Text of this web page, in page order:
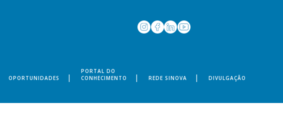
OPORTUNIDADES
PORTAL DO
CONHECIMENTO
REDE SINOVA DIVULGAÇÃO